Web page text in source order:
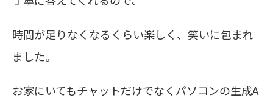
時間が足りなくなるくらい楽しく、笑いに包まれ
ました。
お家にいてもチャットだけでなくパソコンの生成A